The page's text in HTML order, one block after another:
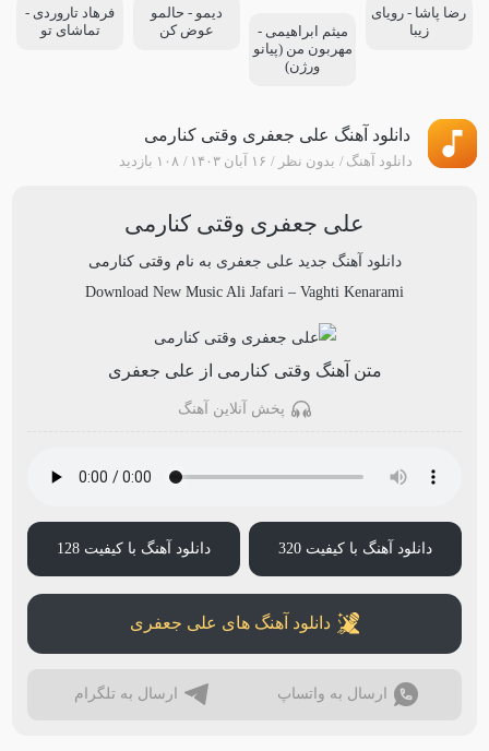
رضا پاشا - رویای
زیبا
میثم ابراهیمی -
مهربون من (پیانو
ورژن)
دیمو - حالمو
عوض کن
فرهاد تاروردی -
تماشای تو
دانلود آهنگ علی جعفری وقتی کنارمی
دانلود آهنگ بدون نظر ۱۶ آبان ۱۴۰۳ ۱۰۸ بازدید
علی جعفری وقتی کنارمی
دانلود آهنگ جدید علی جعفری به نام وقتی کنارمی
Download New Music Ali Jafari – Vaghti Kenarami
متن آهنگ وقتی کنارمی از علی جعفری
پخش آنلاین آهنگ
دانلود آهنگ با کیفیت 320 دانلود آهنگ با کیفیت 128
دانلود آهنگ های علی جعفری
ارسال به واتساپ ارسال به تلگرام